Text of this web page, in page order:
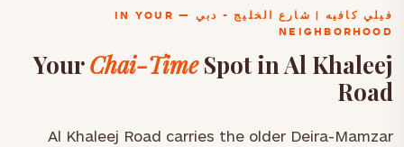
فيلي كافيه | شارع الخليج - دبي — IN YOUR
NEIGHBORHOOD
YourChai-TimeSpot in Al Khaleej
Road
Al Khaleej Road carries the older Deira-Mamzar